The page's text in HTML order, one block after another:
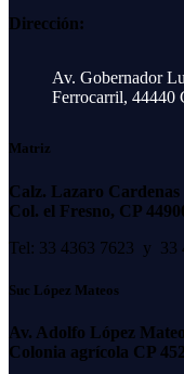
Dirección:
Av. Gobernador
Ferrocarril, 44440
Matriz
Calz. Lazaro Cardenas
Col. el Fresno, CP
Tel: 33 4363 7623 y 33
Suc López Mateos
Av. Adolfo López
Colonia agrícola CP